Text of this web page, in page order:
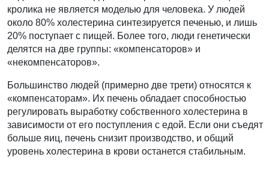
кролика не является моделью для человека. У людей
около 80% холестерина синтезируется печенью, и лишь
20% поступает с пищей. Более того, люди генетически
делятся на две группы: «компенсаторов» и
«некомпенсаторов».
Большинство людей (примерно две трети) относятся к
«компенсаторам». Их печень обладает способностью
регулировать выработку собственного холестерина в
зависимости от его поступления с едой. Если они съедят
больше яиц, печень снизит производство, и общий
уровень холестерина в крови останется стабильным.